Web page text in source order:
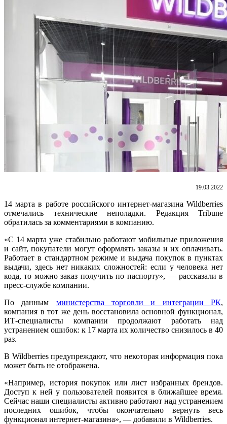
19.03.2022
14 марта в работе российского интернет-магазина Wildberries
отмечались технические неполадки. Редакция Tribune
обратилась за комментариями в компанию.
«С 14 марта уже стабильно работают мобильные приложения
и сайт, покупатели могут оформлять заказы и их оплачивать.
Работает в стандартном режиме и выдача покупок в пунктах
выдачи, здесь нет никаких сложностей: если у человека нет
кода, то можно заказ получить по паспорту», — рассказали в
пресс-службе компании.
По данным министерства торговли и интеграции РК,
компания в тот же день восстановила основной функционал,
ИТ-специалисты компании продолжают работать над
устранением ошибок: к 17 марта их количество снизилось в 40
раз.
В Wildberries предупреждают, что некоторая информация пока
может быть не отображена.
«Например, история покупок или лист избранных брендов.
Доступ к ней у пользователей появится в ближайшее время.
Сейчас наши специалисты активно работают над устранением
последних ошибок, чтобы окончательно вернуть весь
функционал интернет-магазина», — добавили в Wildberries.